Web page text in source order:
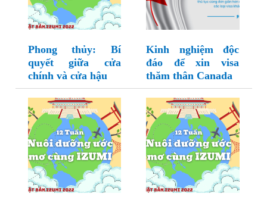
Phong thủy: Bí
quyết giữa cửa
chính và cửa hậu
Kinh nghiệm độc
đáo để xin visa
thăm thân Canada